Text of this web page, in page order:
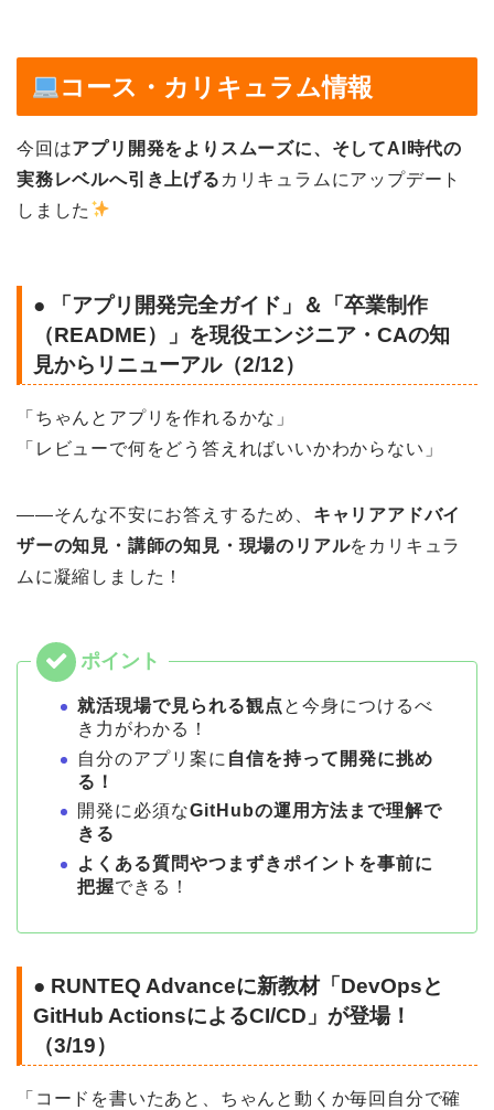
コース・カリキュラム情報
今回はアプリ開発をよりスムーズに、そしてAI時代の
実務レベルへ引き上げる カリキュラムにアップデート
しました
● 「アプリ開発完全ガイド」＆「卒業制作
（README）」を現役エンジニア・CAの知
見からリニューアル（2/12）
「ちゃんとアプリを作れるかな」
「レビューで何をどう答えればいいかわからない」
——そんな不安にお答えするため、 キャリアアドバイ
ザーの知見・講師の知見・現場のリアルをカリキュラ
ムに凝縮しました！
就活現場で見られる観点 と今身につけるべ
き力がわかる！
自分のアプリ案に 自信を持って開発に挑め
る！
開発に必須なGitHubの運用方法まで理解で
きる
よくある質問やつまずきポイントを事前に
把握できる！
● RUNTEQ Advanceに新教材「DevOpsと
GitHub ActionsによるCI/CD」が登場！
（3/19）
「コードを書いたあと、ちゃんと動くか毎回自分で確